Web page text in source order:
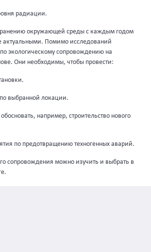
радиации.
окружающей среды с каждым годом
актуальными. Помимо исследований
экологическому сопровождению на
Они необходимы, чтобы провести:
по выбранной локации.
например, строительство нового
по предотвращению техногенных аварий.
сопровождения можно изучить и выбрать в